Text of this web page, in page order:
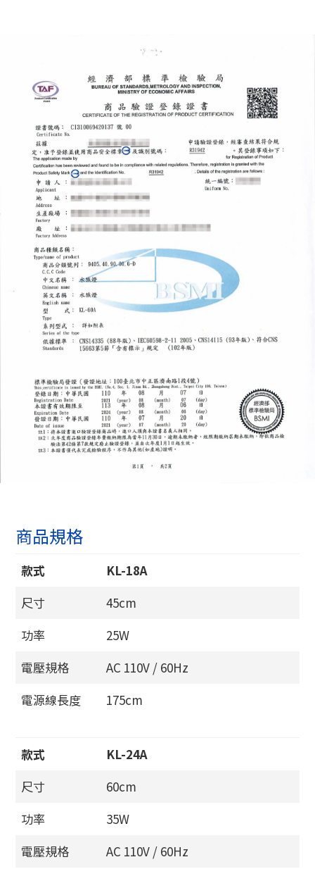
商品規格
款式
KL-18A
尺寸
45cm
功率
25W
電壓規格
AC 110V / 60Hz
電源線長度
175cm
款式
KL-24A
尺寸
60cm
功率
35W
電壓規格
AC 110V / 60Hz